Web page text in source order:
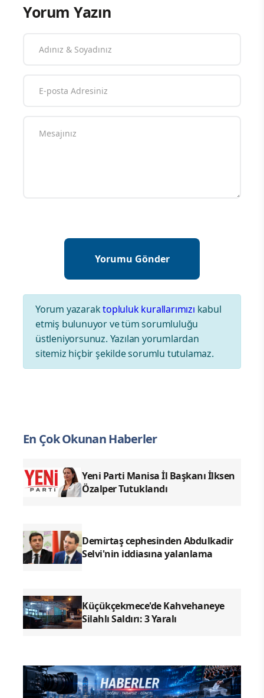
Yorum Yazın
Yorum yazaraktopluluk kurallarımızı kabul
etmiş bulunuyor ve tüm sorumluluğu
üstleniyorsunuz. Yazılan yorumlardan
sitemiz hiçbir şekilde sorumlu tutulamaz.
En Çok Okunan Haberler
Yeni Parti Manisa İl Başkanı İlksen
Özalper Tutuklandı
Demirtaş cephesinden Abdulkadir
Selvi'nin iddiasına yalanlama
Küçükçekmece'de Kahvehaneye
Silahlı Saldırı: 3 Yaralı